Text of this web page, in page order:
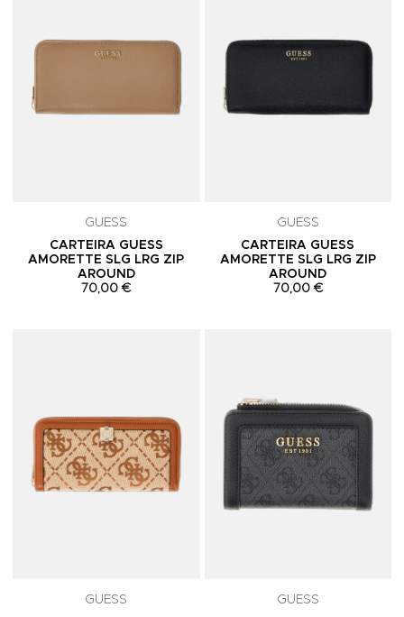
GUESS
CARTEIRA GUESS
AMORETTE SLG LRG ZIP
AROUND
70,00 €
GUESS
CARTEIRA GUESS
AMORETTE SLG LRG ZIP
AROUND
70,00 €
GUESS
GUESS